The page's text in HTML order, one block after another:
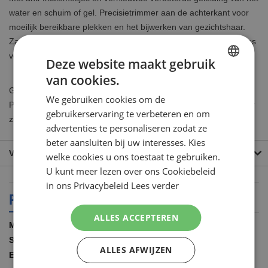
water en schuim of gel. Precisietrimmer aan de achterkant voor
moeilijk bereikbare plekken en het bijwerken van gezichtshaar.
Zachte microribbels trekken de huid zachtjes glad om de haartjes
voor te bereiden voor een gladde scheerbeurt.
Gillette Fusion5 Power navulscheermesjes passen op alle
ProGlide, ProShield en Fusion scheersystemen van Gillette maar
zijn speciaal gemaakt voor de Power varianten hiervan.
VEEL GESTELDE VRAGEN
PRODUCT SPECIFICATIES
Meer
informatie
Gillette
12.00 STUKS
7702018562503
Deze website maakt gebruik
van cookies.
We gebruiken cookies om de
gebruikerservaring te verbeteren en om
advertenties te personaliseren zodat ze
beter aansluiten bij uw interesses. Kies
welke cookies u ons toestaat te gebruiken.
U kunt meer lezen over ons Cookiebeleid
in ons Privacybeleid Lees verder
ALLES ACCEPTEREN
ALLES AFWIJZEN